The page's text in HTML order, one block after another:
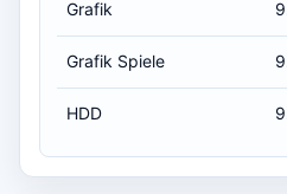
Grafik
Grafik Spiele
HDD